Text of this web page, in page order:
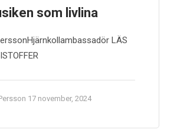
som livlina
LÄS
17 november, 2024